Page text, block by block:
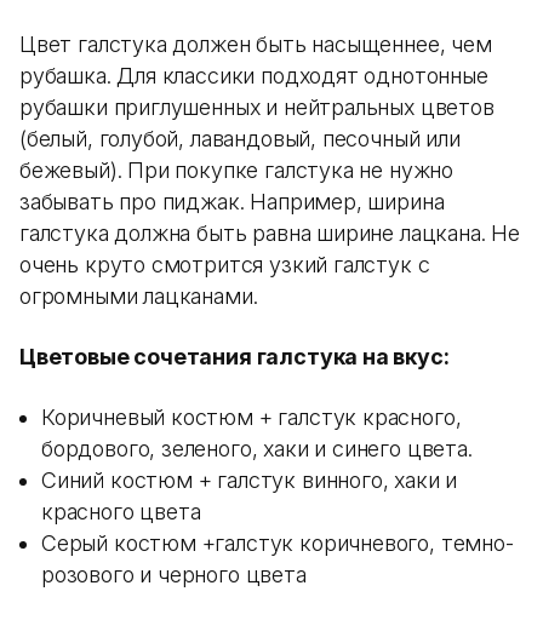
Цвет галстука должен быть насыщеннее, чем
рубашка. Для классики подходят однотонные
рубашки приглушенных и нейтральных цветов
(белый, голубой, лавандовый, песочный или
бежевый). При покупке галстука не нужно
забывать про пиджак. Например, ширина
галстука должна быть равна ширине лацкана. Не
очень круто смотрится узкий галстук с
огромными лацканами.
Цветовые сочетания галстука на вкус:
Коричневый костюм + галстук красного,
бордового, зеленого, хаки и синего цвета.
Синий костюм + галстук винного, хаки и
красного цвета
Серый костюм +галстук коричневого, темно-
розового и черного цвета